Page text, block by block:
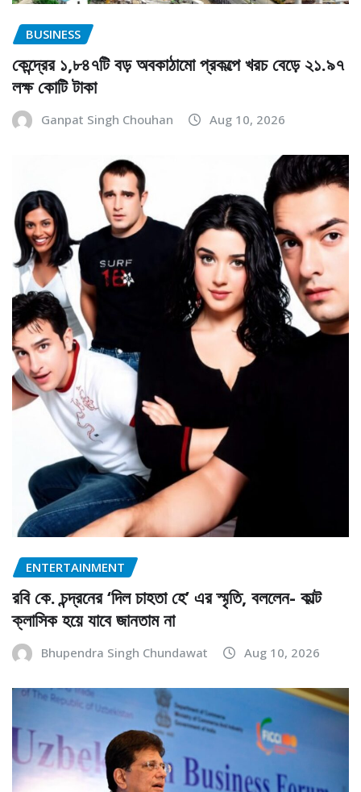
BUSINESS
কেন্দ্রের ১,৮৪৭টি বড় অবকাঠামো প্রকল্পে খরচ বেড়ে ২১.৯৭
লক্ষ কোটি টাকা
Ganpat Singh Chouhan Aug 10, 2026
ENTERTAINMENT
রবি কে. চন্দ্রনের ‘দিল চাহতা হে’ এর স্মৃতি, বললেন- কাল্ট
ক্লাসিক হয়ে যাবে জানতাম না
Bhupendra Singh Chundawat Aug 10, 2026